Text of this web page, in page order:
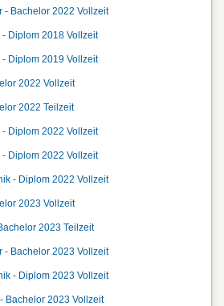
- Bachelor 2022 Vollzeit
Diplom 2018 Vollzeit
Diplom 2019 Vollzeit
2022 Vollzeit
2022 Teilzeit
Diplom 2022 Vollzeit
Diplom 2022 Vollzeit
- Diplom 2022 Vollzeit
2023 Vollzeit
2023 Teilzeit
- Bachelor 2023 Vollzeit
- Diplom 2023 Vollzeit
Bachelor 2023 Vollzeit